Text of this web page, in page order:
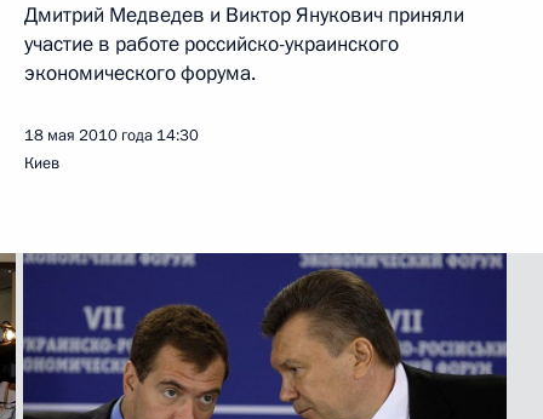
Дмитрий Медведев и Виктор Янукович приняли
участие в работе российско-украинского
экономического форума.
18 мая 2010 года 14:30
Киев